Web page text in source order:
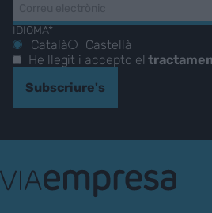
IDIOMA*
Català
Castellà
He llegit i accepto el
Subscriure's